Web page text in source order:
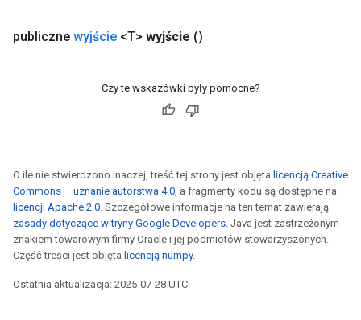
publiczne wyjście <T> wyjście ()
Czy te wskazówki były pomocne?
O ile nie stwierdzono inaczej, treść tej strony jest objęta licencją Creative
Commons – uznanie autorstwa 4.0, a fragmenty kodu są dostępne na
licencji Apache 2.0. Szczegółowe informacje na ten temat zawierają
zasady dotyczące witryny Google Developers. Java jest zastrzeżonym
znakiem towarowym firmy Oracle i jej podmiotów stowarzyszonych.
Część treści jest objęta licencją numpy.
Ostatnia aktualizacja: 2025-07-28 UTC.